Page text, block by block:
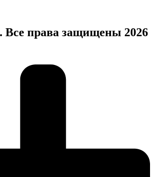
Все права защищены 2026